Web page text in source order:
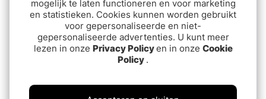
Westin Long-Cast Rig
Darts Wire With Treble -
#1 30lb
mogelijk te laten functioneren en voor marketing
en statistieken. Cookies kunnen worden gebruikt
voor gepersonaliseerde en niet-
gepersonaliseerde advertenties. U kunt meer
lezen in onze Privacy Policyen in onze Cookie
Policy .